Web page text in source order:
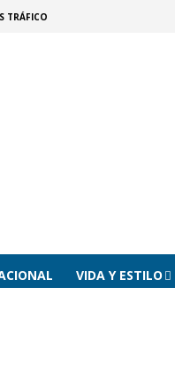
TRÁFICO
VIDA Y ESTILO